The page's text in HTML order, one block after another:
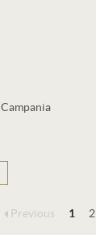
Campania
Previous 1 2